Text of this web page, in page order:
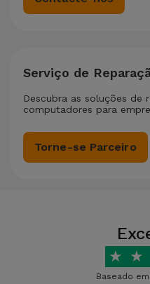
Serviço de
Descubra as soluções de
computadores para
Torne-se Parceiro
★ ★
Baseado